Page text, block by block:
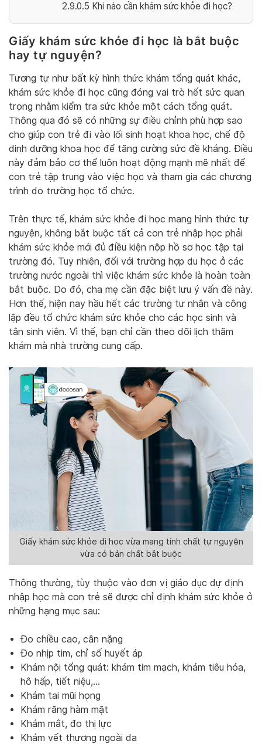
2.9.0.5 Khi nào cần khám sức khỏe đi học?
Giấy khám sức khỏe đi học là bắt buộc
hay tự nguyện?
Tương tự như bất kỳ hình thức khám tổng quát khác,
khám sức khỏe đi học cũng đóng vai trò hết sức quan
trọng nhằm kiểm tra sức khỏe một cách tổng quát.
Thông qua đó sẽ có những sự điều chỉnh phù hợp sao
cho giúp con trẻ đi vào lối sinh hoạt khoa học, chế độ
dinh dưỡng khoa học để tăng cường sức đề kháng. Điều
này đảm bảo cơ thể luôn hoạt động mạnh mẽ nhất để
con trẻ tập trung vào việc học và tham gia các chương
trình do trường học tổ chức.
Trên thực tế, khám sức khỏe đi học mang hình thức tự
nguyện, không bắt buộc tất cả con trẻ nhập học phải
khám sức khỏe mới đủ điều kiện nộp hồ sơ học tập tại
trường đó. Tuy nhiên, đối với trường hợp du học ở các
trường nước ngoài thì việc khám sức khỏe là hoàn toàn
bắt buộc. Do đó, cha mẹ cần đặc biệt lưu ý vấn đề này.
Hơn thế, hiện nay hầu hết các trường tư nhân và công
lập đều tổ chức khám sức khỏe cho các học sinh và
tân sinh viên. Vì thế, bạn chỉ cần theo dõi lịch thăm
khám mà nhà trường cung cấp.
Giấy khám sức khỏe đi học vừa mang tính chất tự nguyện
vừa có bản chất bắt buộc
Thông thường, tùy thuộc vào đơn vị giáo dục dự định
nhập học mà con trẻ sẽ được chỉ định khám sức khỏe ở
những hạng mục sau:
Đo chiều cao, cân nặng
Đo nhịp tim, chỉ số huyết áp
Khám nội tổng quát: khám tim mạch, khám tiêu hóa,
hô hấp, tiết niệu,…
Khám tai mũi họng
Khám răng hàm mặt
Khám mắt, đo thị lực
Khám vết thương ngoài da